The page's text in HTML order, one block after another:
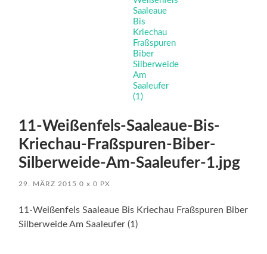
11-Weißenfels-Saaleaue-Bis-
Kriechau-Fraßspuren-Biber-
Silberweide-Am-Saaleufer-1.jpg
29. MÄRZ 2015 0x 0 PX
11-Weißenfels Saaleaue Bis Kriechau Fraßspuren Biber
Silberweide Am Saaleufer (1)